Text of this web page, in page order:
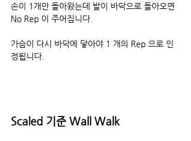
손이 1개만 돌아왔는데 발이 바닥으로 돌아오면
No Rep 이 주어집니다.
가슴이 다시 바닥에 닿아야 1 개의 Rep 으로 인
정됩니다.
Scaled 기준 Wall Walk